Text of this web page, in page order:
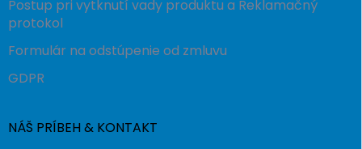
Postup pri vytknutí vady produktu a Reklamačný
protokol
Formulár na odstúpenie od zmluvu
GDPR
NÁŠ PRÍBEH & KONTAKT